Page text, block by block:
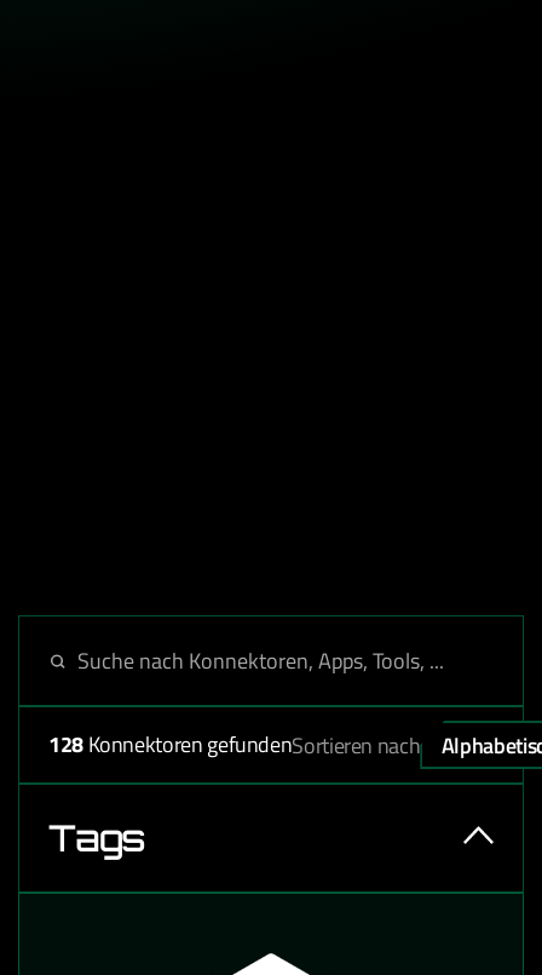
128Konnektoren gefundenSortieren nach
Tags